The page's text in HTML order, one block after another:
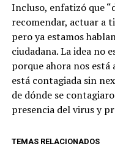
Incluso, enfatizó que
recomendar, actuar a
pero ya estamos
ciudadana. La idea no
porque ahora nos está
está contagiada sin
de dónde se
presencia del virus y
TEMAS RELACIONADOS